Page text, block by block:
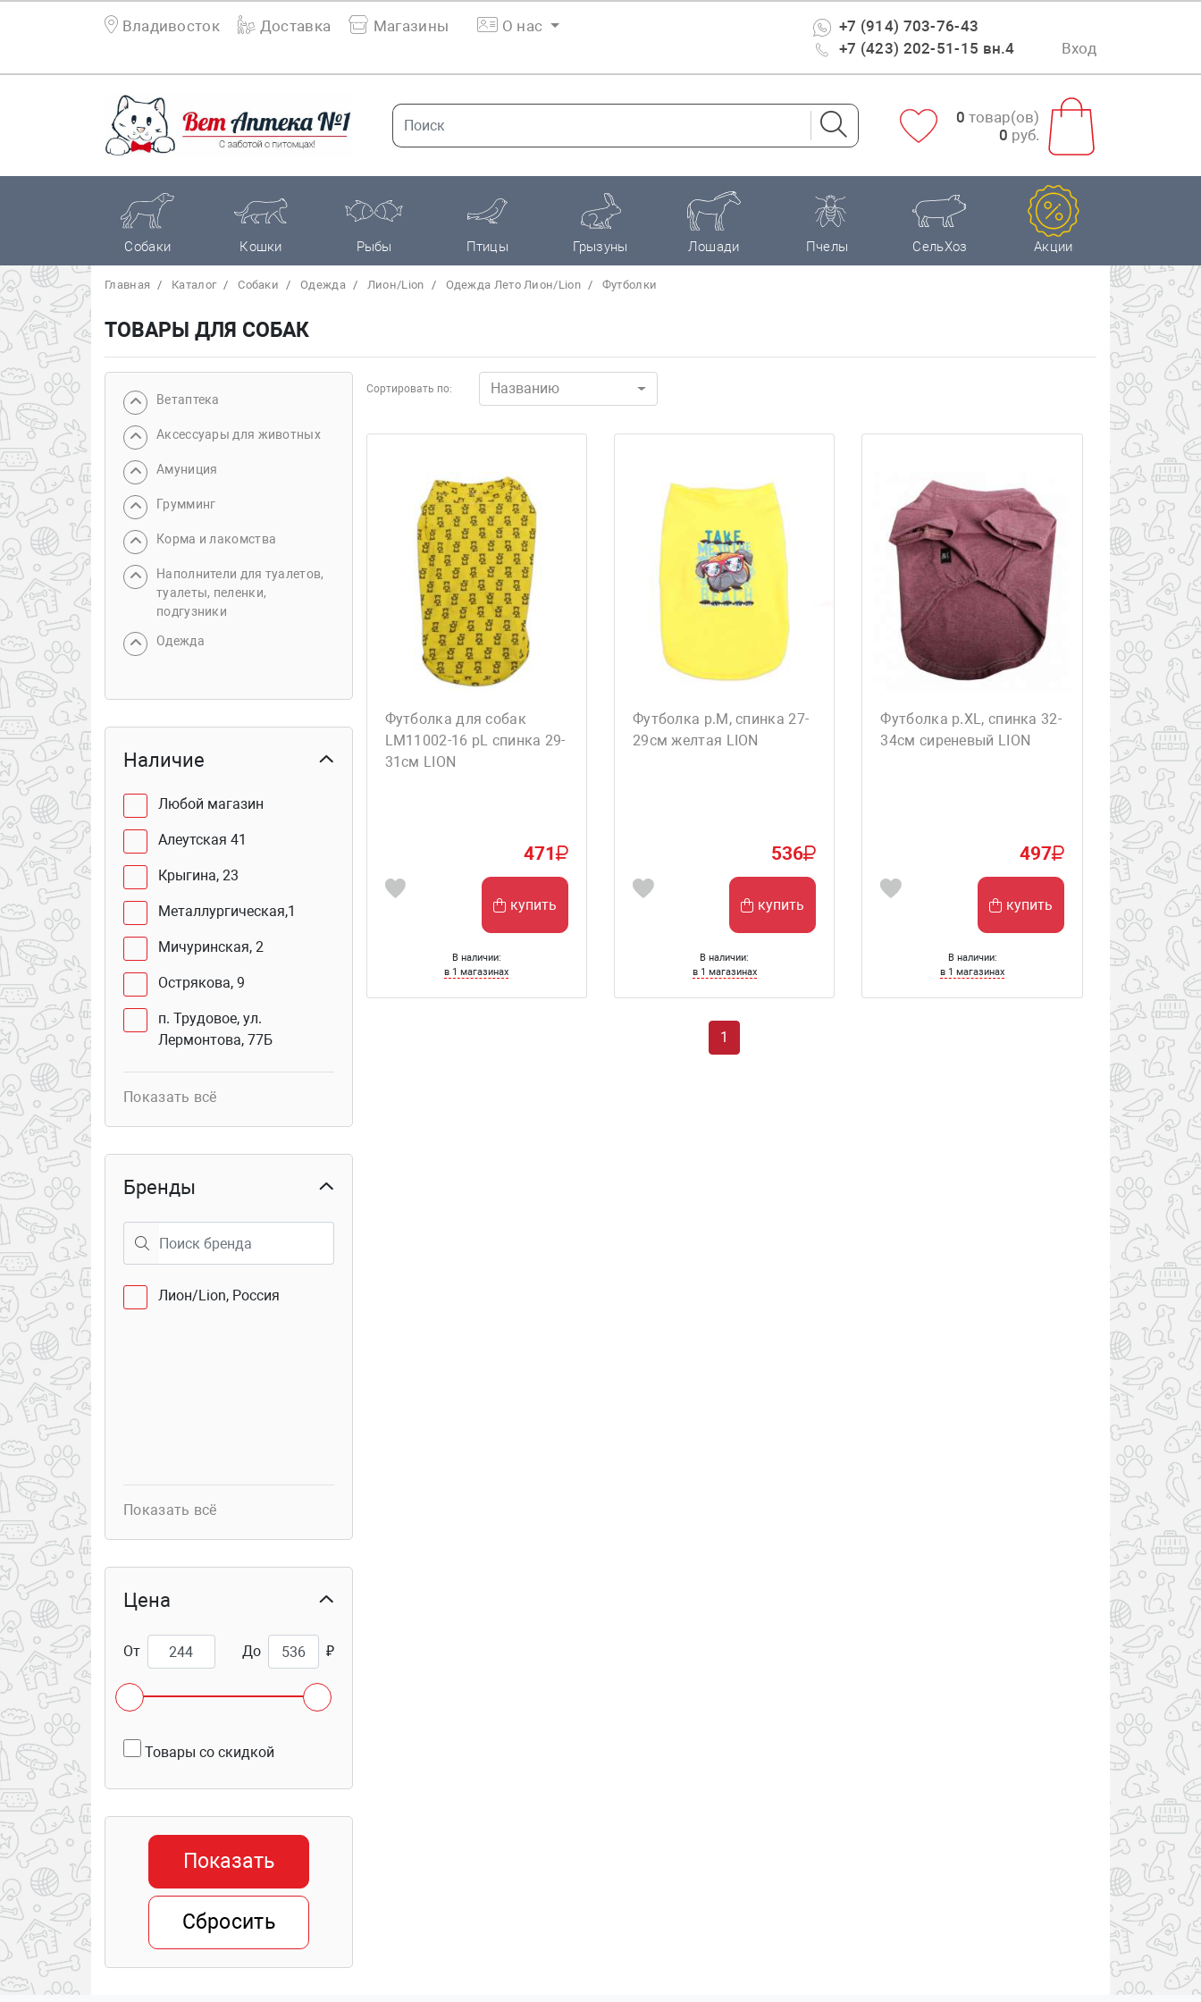
Владивосток Доставка Магазины О нас
+7 (914) 703-76-43
+7 (423) 202-51-15 вн.4
Вход
0 товар(ов)
0 руб.
Собаки Кошки Рыбы Птицы Грызуны Лошади Пчелы СельХоз Акции
Главная Каталог Собаки Одежда Лион/Lion Одежда Лето Лион/Lion Футболки
ТОВАРЫ ДЛЯ СОБАК
Bетаптека
Аксессуары для животных
Амуниция
Грумминг
Корма и лакомства
Наполнители для туалетов,
туалеты, пеленки,
подгузники
Одежда
Наличие
Любой магазин
Алеутская 41
Крыгина, 23
Металлургическая,1
Мичуринская, 2
Острякова, 9
п. Трудовое, ул.
Лермонтова, 77Б
Юмашева, 2 В
103б)
Столетия Владивостока,
40
Семёновская 25
Показать всё
Бренды
Лион/Lion, Россия
Показать всё
Цена
От До ₽
Товары со скидкой
Показать
Сбросить
Сортировать по: Названию
Футболка для собак
LM11002-16 рL спинка 29-
31см LION
471
купить
В наличии:
в 1 магазинах
Футболка р.М, спинка 27-
29см желтая LION
536
купить
В наличии:
в 1 магазинах
Футболка р.ХL, спинка 32-
34см сиреневый LION
497
купить
В наличии:
в 1 магазинах
1